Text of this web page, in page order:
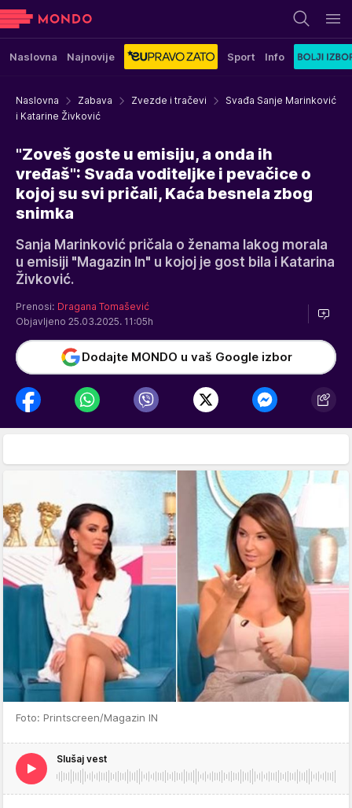
Naslovna Najnovije Sport Info
Naslovna Zabava Zvezde i tračevi
Svađa Sanje Marinković
i Katarine Živković
"Zoveš goste u emisiju, a onda ih
vređaš": Svađa voditeljke i pevačice o
kojoj su svi pričali, Kaća besnela zbog
snimka
Sanja Marinković pričala o ženama lakog morala
u emisiji "Magazin In" u kojoj je gost bila i Katarina
Živković.
Prenosi: Dragana Tomašević
Objavljeno 25.03.2025. 11:05h
Dodajte MONDO u vaš Google izbor
Foto: Printscreen/Magazin IN
Slušaj vest